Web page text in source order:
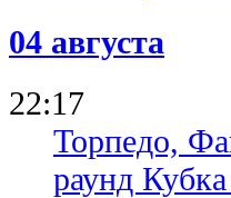
04 августа
22:17
Торпедо,
раунд